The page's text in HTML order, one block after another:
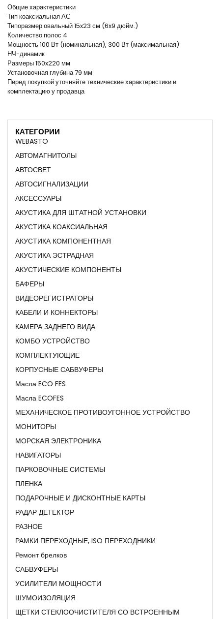
Общие характеристики
Тип коаксиальная АС
Типоразмер овальный 15x23 см (6x9 дюйм.)
Количество полос 4
Мощность 100 Вт (номинальная), 300 Вт (максимальная)
НЧ-динамик
Размеры 150x220 мм
Установочная глубина 79 мм
Перед покупкой уточняйте технические характеристики и
комплектацию у продавца
КАТЕГОРИИ
WEBASTO
АВТОМАГНИТОЛЫ
АВТОСВЕТ
АВТОСИГНАЛИЗАЦИИ
АКСЕССУАРЫ
АКУСТИКА ДЛЯ ШТАТНОЙ УСТАНОВКИ
АКУСТИКА КОАКСИАЛЬНАЯ
АКУСТИКА КОМПОНЕНТНАЯ
АКУСТИКА ЭСТРАДНАЯ
АКУСТИЧЕСКИЕ КОМПОНЕНТЫ
БАФЕРЫ
ВИДЕОРЕГИСТРАТОРЫ
КАБЕЛИ И КОННЕКТОРЫ
КАМЕРА ЗАДНЕГО ВИДА
КОМБО УСТРОЙСТВО
КОМПЛЕКТУЮЩИЕ
КОРПУСНЫЕ САБВУФЕРЫ
Масла ECO FES
Масла ECOFES
МЕХАНИЧЕСКОЕ ПРОТИВОУГОННОЕ УСТРОЙСТВО
МОНИТОРЫ
МОРСКАЯ ЭЛЕКТРОНИКА
НАВИГАТОРЫ
ПАРКОВОЧНЫЕ СИСТЕМЫ
ПЛЕНКА
ПОДАРОЧНЫЕ И ДИСКОНТНЫЕ КАРТЫ
РАДАР ДЕТЕКТОР
РАЗНОЕ
РАМКИ ПЕРЕХОДНЫЕ, ISO ПЕРЕХОДНИКИ
Ремонт брелков
САБВУФЕРЫ
УСИЛИТЕЛИ МОЩНОСТИ
ШУМОИЗОЛЯЦИЯ
ЩЕТКИ СТЕКЛООЧИСТИТЕЛЯ СО ВСТРОЕННЫМ